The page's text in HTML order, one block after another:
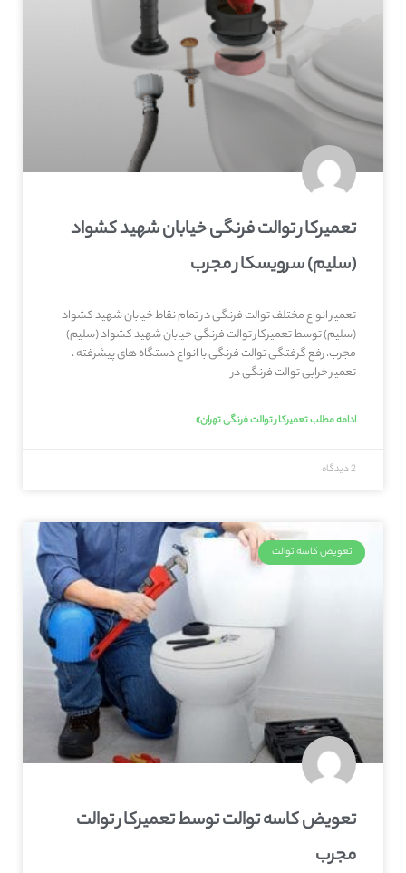
تعمیرکار توالت فرنگی خیابان شهید کشواد
(سلیم) سرویسکار مجرب
تعمیر انواع مختلف توالت فرنگی در تمام نقاط خیابان شهید کشواد
(سلیم) توسط تعمیرکار توالت فرنگی خیابان شهید کشواد (سلیم)
مجرب، رفع گرفتگی توالت فرنگی با انواع دستگاه های پیشرفته ،
تعمیر خرابی توالت فرنگی در
ادامه مطلب تعمیرکار توالت فرنگی تهران»
2 دیدگاه
تعویض کاسه توالت
تعویض کاسه توالت توسط تعمیرکار توالت
مجرب